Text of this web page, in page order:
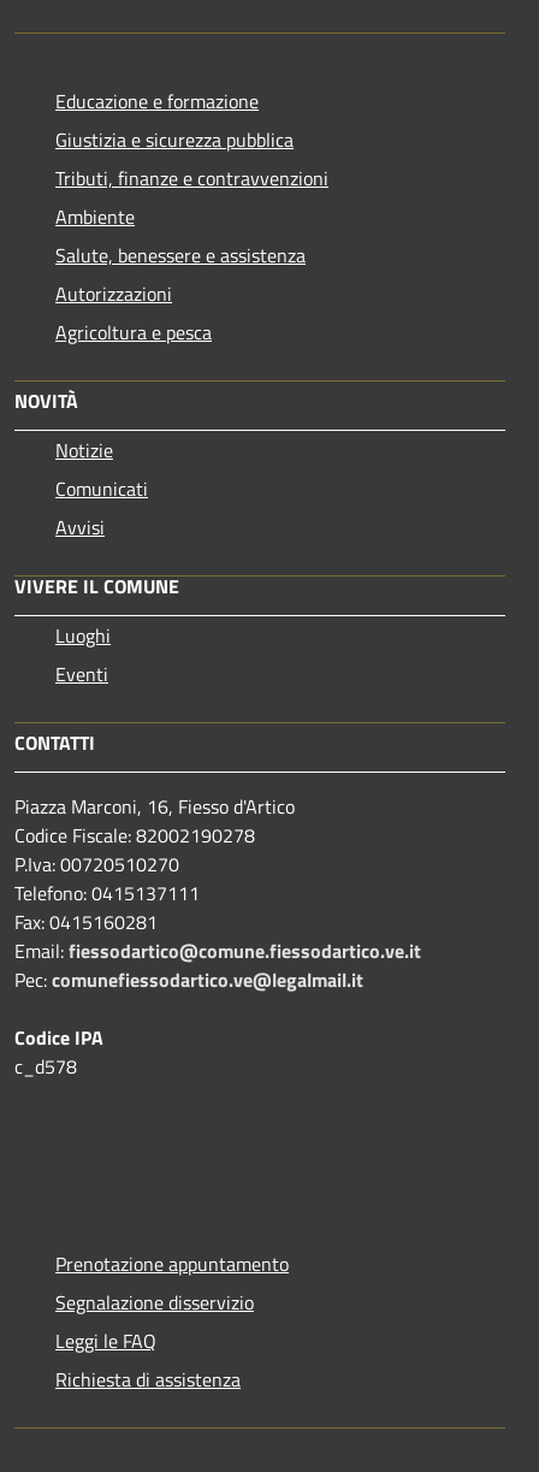
Educazione e formazione
Giustizia e sicurezza pubblica
Tributi, finanze e contravvenzioni
Ambiente
Salute, benessere e assistenza
Autorizzazioni
Agricoltura e pesca
NOVITÀ
Notizie
Comunicati
Avvisi
VIVERE IL COMUNE
Luoghi
Eventi
CONTATTI
Piazza Marconi, 16, Fiesso d'Artico
Codice Fiscale: 82002190278
P.Iva: 00720510270
Telefono:0415137111
Fax:0415160281
Email:fiessodartico@comune.fiessodartico.ve.it
Pec:comunefiessodartico.ve@legalmail.it
Codice IPA
c_d578
Prenotazione appuntamento
Segnalazione disservizio
Leggi le FAQ
Richiesta di assistenza